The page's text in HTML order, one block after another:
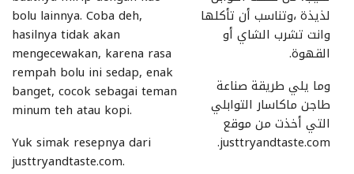
لذيذة ،وتناسب أن تأكلها
وانت تشرب الشاي أو
القهوة.
وما يلي طريقة صناعة
طاجن ماكاسار التوابلي
التي أخذت من موقع
justtryandtaste.com.
bolu lainnya. Coba deh,
hasilnya tidak akan
mengecewakan, karena rasa
rempah bolu ini sedap, enak
banget, cocok sebagai teman
minum teh atau kopi.
Yuk simak resepnya dari
justtryandtaste.com.